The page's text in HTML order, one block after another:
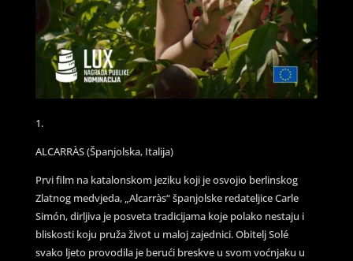
1.
ALCARRÀS (Španjolska, Italija)
Prvi film na katalonskom jeziku koji je osvojio berlinskog
Zlatnog medvjeda, „Alcarràs“ španjolske redateljice Carle
Simón, dirljiva je posveta tradicijama koje polako nestaju i
bliskosti koju pruža život u maloj zajednici. Obitelj Solé
svako ljeto provodila je berući breskve u svom voćnjaku u